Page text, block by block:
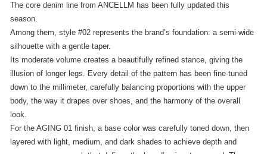
The core denim line from ANCELLM has been fully updated this
season.
Among them, style #02 represents the brand’s foundation: a semi-wide
silhouette with a gentle taper.
Its moderate volume creates a beautifully refined stance, giving the
illusion of longer legs. Every detail of the pattern has been fine-tuned
down to the millimeter, carefully balancing proportions with the upper
body, the way it drapes over shoes, and the harmony of the overall
look.
For the AGING 01 finish, a base color was carefully toned down, then
layered with light, medium, and dark shades to achieve depth and